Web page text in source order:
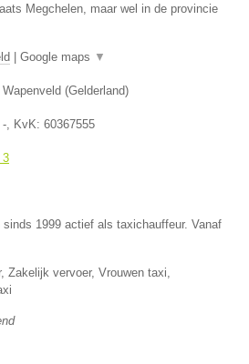
Megchelen, maar wel in de provincie
| Google maps ▼
Wapenveld (Gelderland)
- , KvK: 60367555
3
sinds 1999 actief als taxichauffeur. Vanaf
Zakelijk vervoer, Vrouwen taxi,